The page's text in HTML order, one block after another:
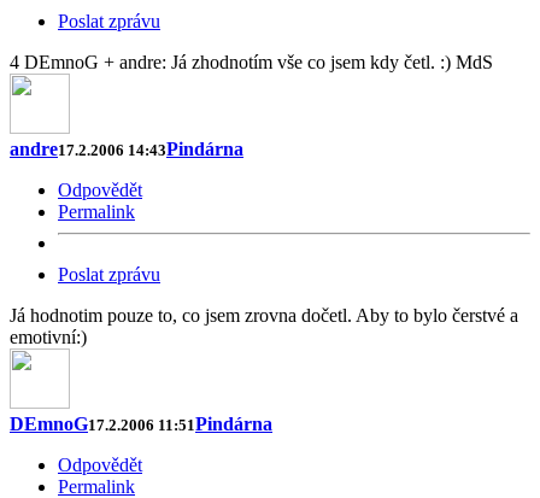
Poslat zprávu
4 DEmnoG + andre: Já zhodnotím vše co jsem kdy četl. :) MdS
andre17.2.2006 14:43Pindárna
Odpovědět
Permalink
Poslat zprávu
Já hodnotim pouze to, co jsem zrovna dočetl. Aby to bylo čerstvé a
emotivní:)
DEmnoG17.2.2006 11:51Pindárna
Odpovědět
Permalink